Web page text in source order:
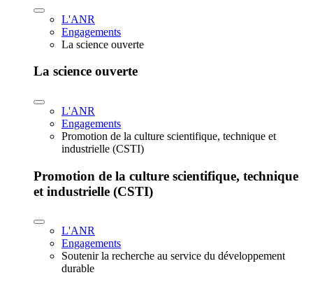
L'ANR
Engagements
La science ouverte
La science ouverte
L'ANR
Engagements
Promotion de la culture scientifique, technique et
industrielle (CSTI)
Promotion de la culture scientifique, technique
et industrielle (CSTI)
L'ANR
Engagements
Soutenir la recherche au service du développement
durable